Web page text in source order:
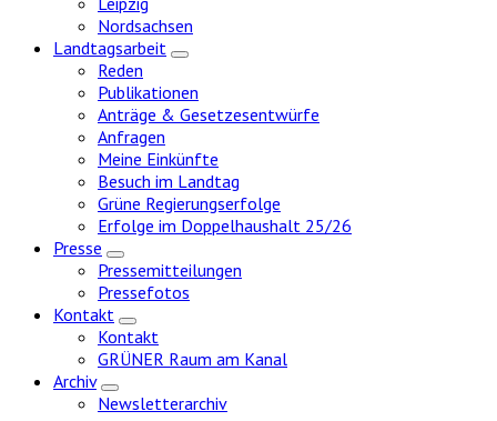
Nordsachsen
Landtagsarbeit
Zeige
Reden
Publikationen
Anträge & Gesetzesentwürfe
Anfragen
Meine Einkünfte
Besuch im Landtag
Grüne Regierungserfolge
Erfolge im Doppelhaushalt 25/26
Presse
Zeige
Untermenü
Pressemitteilungen
Pressefotos
Kontakt
Zeige
Untermenü
Kontakt
GRÜNER Raum am Kanal
Archiv
Zeige
Untermenü
Newsletterarchiv